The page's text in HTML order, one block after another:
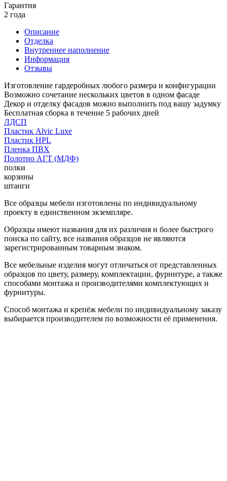
Гарантия
2 года
Описание
Отделка
Внутреннее наполнение
Информация
Отзывы
Изготовление гардеробных любого размера и конфигурации
Возможно сочетание нескольких цветов в одном фасаде
Декор и отделку фасадов можно выполнить под вашу задумку
Бесплатная сборка в течение 5 рабочих дней
ЛДСП
Пластик Alvic Luxe
Пластик HPL
Пленка ПВХ
Полотно АГТ (МДФ)
полки
корзины
штанги
Все образцы мебели изготовлены по индивидуальному
проекту в единственном экземпляре.
Образцы имеют названия для их различия и более быстрого
поиска по сайту, все названия образцов не являются
зарегистрированным товарным знаком.
Все мебельные изделия могут отличаться от представленных
образцов по цвету, размеру, комплектации, фурнитуре, а также
способами монтажа и производителями комплектующих и
фурнитуры.
Способ монтажа и крепёж мебели по индивидуальному заказу
выбирается производителем по возможности её применения.